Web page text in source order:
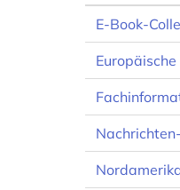
E-Book-